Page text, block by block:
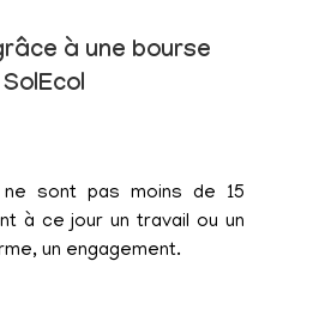
à une bourse
SolEcol
ne sont pas moins de 15
à ce jour un travail ou un
un engagement.